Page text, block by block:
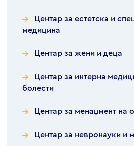
Центар за естетска и
медицина
Центар за жени и деца
Центар за интерна
болести
Центар за менаџмент на
Центар за невронауки и